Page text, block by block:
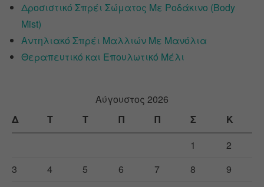
Δροσιστικό Σπρέι Σώματος Με Ροδάκινο (Body
Mist)
Αντηλιακό Σπρέι Μαλλιών Με Μανόλια
Θεραπευτικό και Επουλωτικό Μέλι
Αύγουστος 2026
Δ
Τ Τ Π Π Σ
Κ
1
2
3
4 5 6 7 8
9